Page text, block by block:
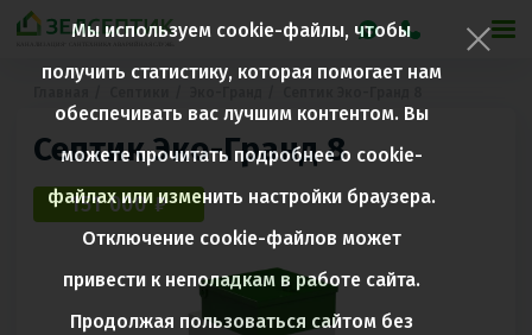
Септик Эко-Гранд 8
151 000 ₽
Мы используем cookie-файлы, чтобы
получить статистику, которая помогает нам
обеспечивать вас лучшим контентом. Вы
можете прочитать подробнее о cookie-
файлах или изменить настройки браузера.
Отключение cookie-файлов может
привести к неполадкам в работе сайта.
Продолжая пользоваться сайтом без